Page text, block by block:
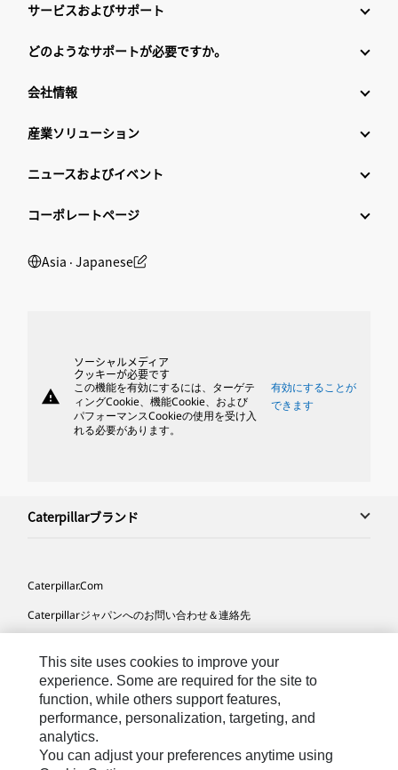
サービスおよびサポート
どのようなサポートが必要ですか。
会社情報
産業ソリューション
ニュースおよびイベント
コーポレートページ
Asia ‧ Japanese
warning
ソーシャルメディア
クッキーが必要です
この機能を有効にするには、ターゲテ
ィングCookie、機能Cookie、および
パフォーマンスCookieの使用を受け入
れる必要があります。
有効にすることが
できます
Caterpillarブランド
Caterpillar.com
Caterpillarジャパンへのお問い合わせ＆連絡先
サイト･マップ
Cookie Settings
法的事項
プライバシー
This site uses cookies to improve your
experience. Some are required for the site to
function, while others support features,
performance, personalization, targeting, and
analytics.
You can adjust your preferences anytime using